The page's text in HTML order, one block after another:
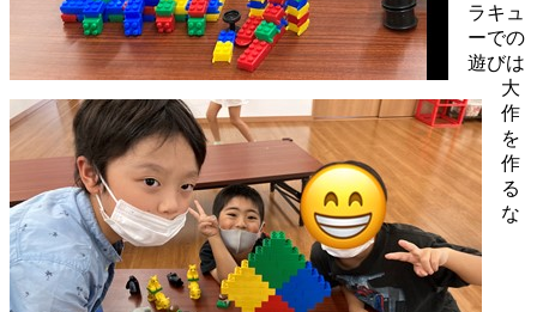
ラキュ
ーでの
遊びは
大
作
を
作
る
な